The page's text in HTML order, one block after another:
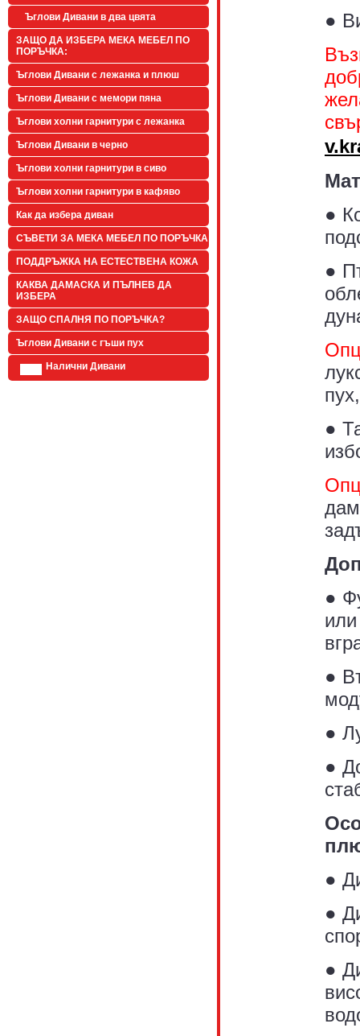
Ъглови Дивани в два цвята
ЗАЩО ДА ИЗБЕРА МЕКА МЕБЕЛ ПО
ПОРЪЧКА:
Ъглови Дивани с лежанка и плюш
Ъглови Дивани с мемори пяна
Ъглови холни гарнитури с лежанка
Ъглови Дивани в черно
Ъглови холни гарнитури в сиво
Ъглови холни гарнитури в кафяво
Как да избера диван
СЪВЕТИ ЗА МЕКА МЕБЕЛ ПО ПОРЪЧКА
ПОДДРЪЖКА НА ЕСТЕСТВЕНА КОЖА
КАКВА ДАМАСКА И ПЪЛНЕВ ДА
ИЗБЕРА
ЗАЩО СПАЛНЯ ПО ПОРЪЧКА?
Ъглови Дивани с гъши пух
Налични Дивани
●
●
●
●
●
●
●
●
●
●
●